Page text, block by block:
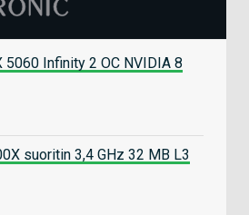
5060 Infinity 2 OC NVIDIA 8
suoritin 3,4 GHz 32 MB L3